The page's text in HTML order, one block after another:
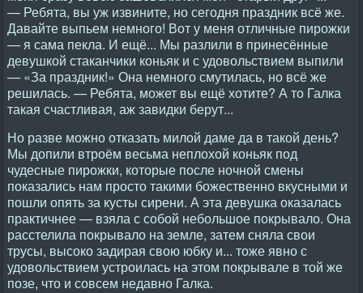
— Ребята, вы уж извините, но сегодня праздник всё же.
Давайте выпьем немного! Вот у меня отличные пирожки
— я сама пекла. И ещё... Мы разлили в принесённые
девушкой стаканчики коньяк и с удовольствием выпили
— «За праздник!» Она немного смутилась, но всё же
решилась. — Ребята, может вы ещё хотите? А то Галка
такая счастливая, аж завидки берут...
Но разве можно отказать милой даме да в такой день?
Мы допили втроём весьма неплохой коньяк под
чудесные пирожки, которые после ночной смены
показались нам просто такими божественно вкусными и
пошли опять за кусты сирени. А эта девушка оказалась
практичнее — взяла с собой небольшое покрывало. Она
расстелила покрывало на земле, затем сняла свои
трусы, высоко задирая свою юбку и... тоже явно с
удовольствием устроилась на этом покрывале в той же
позе, что и совсем недавно Галка.